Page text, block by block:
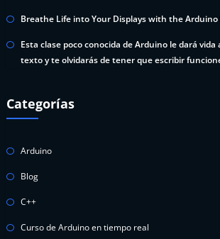
Breathe Life into Your Displays with the Arduino
Esta clase poco conocida de Arduino le dará vida
texto y te olvidarás de tener que escribir
Categorías
Arduino
Blog
C++
Curso de Arduino en tiempo real